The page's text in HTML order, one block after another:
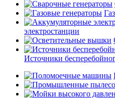
электростанции
Источники